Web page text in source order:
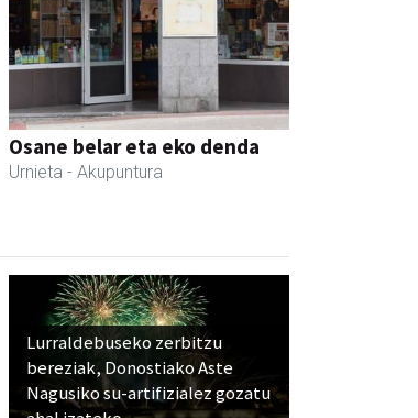
Osane belar eta eko denda
Urnieta - Akupuntura
Lurraldebuseko zerbitzu
bereziak, Donostiako Aste
Nagusiko su-artifizialez gozatu